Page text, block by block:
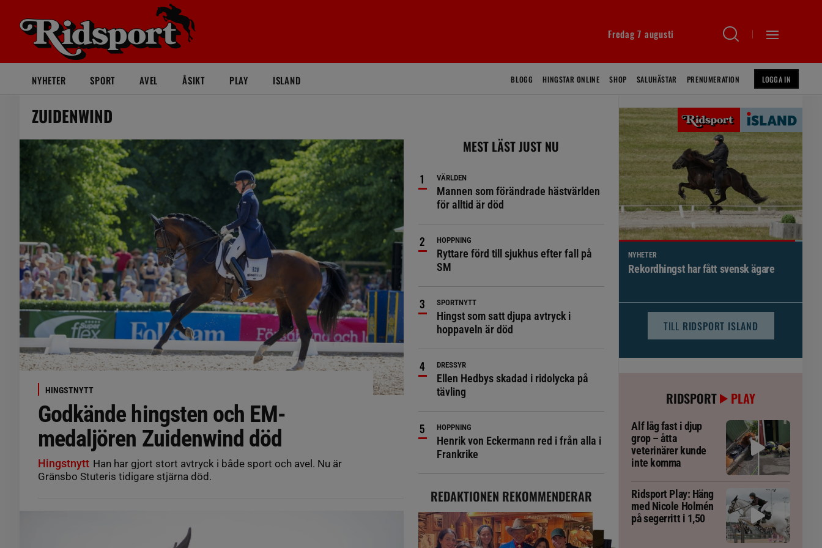
Fredag 7 augusti
NYHETER SPORT AVEL ÅSIKT PLAY ISLAND BLOGG HINGSTAR ONLINE SHOP SALUHÄSTAR PRENUMERATION LOGGA IN
ZUIDENWIND
HINGSTNYTT
Godkände hingsten och EM-
medaljören Zuidenwind död
Hingstnytt Han har gjort stort avtryck i både sport och avel. Nu är
Gränsbo Stuteris tidigare stjärna död.
MEST LÄST JUST NU
VÄRLDEN
Mannen som förändrade hästvärlden
för alltid är död
HOPPNING
Ryttare förd till sjukhus efter fall på
SM
SPORTNYTT
Hingst som satt djupa avtryck i
hoppaveln är död
DRESSYR
Ellen Hedbys skadad i ridolycka på
tävling
HOPPNING
Henrik von Eckermann red i från alla i
Frankrike
REDAKTIONEN REKOMMENDERAR
NYHETER
Brett politiskt stöd för förändringar i
TILL RIDSPORT ISLAND
RIDSPORT PLAY
Alf låg fast i djup
grop – åtta
veterinärer kunde
inte komma
Ridsport Play: Häng
med Nicole Holmén
på segerritt i 1,50